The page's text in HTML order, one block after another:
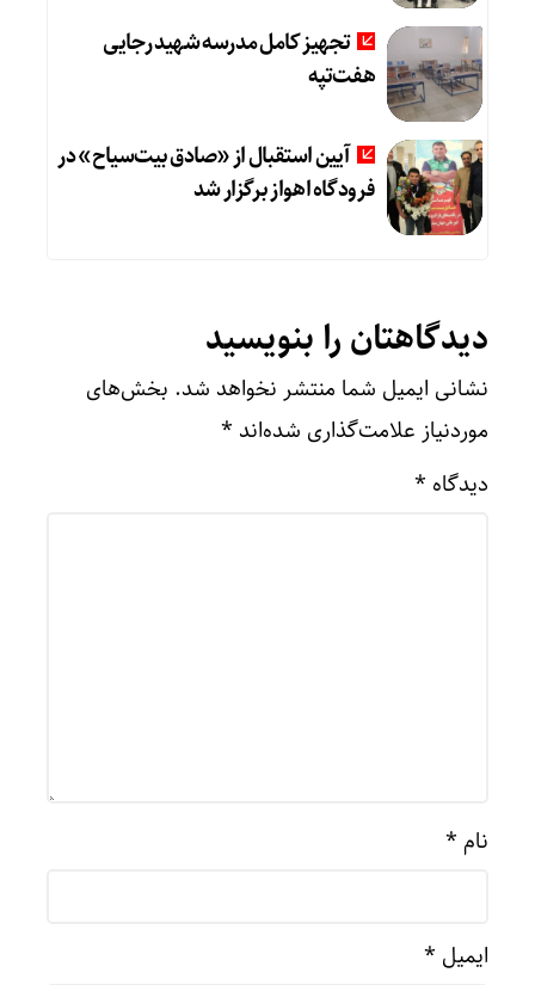
تجهیز کامل مدرسه شهید رجایی
هفت‌تپه
آیین استقبال از «صادق بیت‌سیاح» در
فرودگاه اهواز برگزار شد
دیدگاهتان را بنویسید
نشانی ایمیل شما منتشر نخواهد شد. بخش‌های
موردنیاز علامت‌گذاری شده‌اند *
دیدگاه *
نام *
ایمیل *